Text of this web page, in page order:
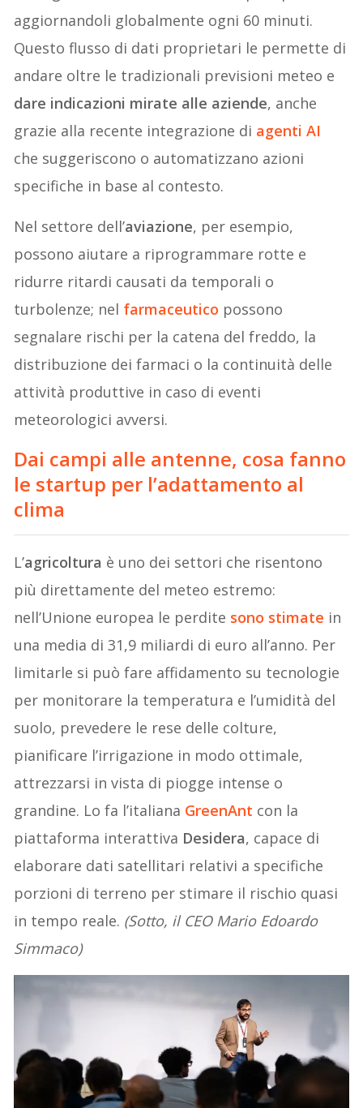
aggiornandoli globalmente ogni 60 minuti.
Questo flusso di dati proprietari le permette di
andare oltre le tradizionali previsioni meteo e
dare indicazioni mirate alle aziende, anche
grazie alla recente integrazione di agenti AI
che suggeriscono o automatizzano azioni
specifiche in base al contesto.
Nel settore dell’aviazione, per esempio,
possono aiutare a riprogrammare rotte e
ridurre ritardi causati da temporali o
turbolenze; nel farmaceutico possono
segnalare rischi per la catena del freddo, la
distribuzione dei farmaci o la continuità delle
attività produttive in caso di eventi
meteorologici avversi.
Dai campi alle antenne, cosa fanno
le startup per l’adattamento al
clima
L’agricoltura è uno dei settori che risentono
più direttamente del meteo estremo:
nell’Unione europea le perdite sono stimate in
una media di 31,9 miliardi di euro all’anno. Per
limitarle si può fare affidamento su tecnologie
per monitorare la temperatura e l’umidità del
suolo, prevedere le rese delle colture,
pianificare l’irrigazione in modo ottimale,
attrezzarsi in vista di piogge intense o
grandine. Lo fa l’italiana GreenAnt con la
piattaforma interattiva Desidera, capace di
elaborare dati satellitari relativi a specifiche
porzioni di terreno per stimare il rischio quasi
in tempo reale. (Sotto, il CEO Mario Edoardo
Simmaco)